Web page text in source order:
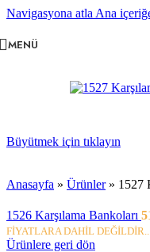
Navigasyona atla Ana
MENÜ
Büyütmek için tıklayın
Anasayfa » Ürünler» 1527
1526 Karşılama Bankoları
FİYATLARA DAHİL DEĞİLDİR..
Ürünlere geri dön